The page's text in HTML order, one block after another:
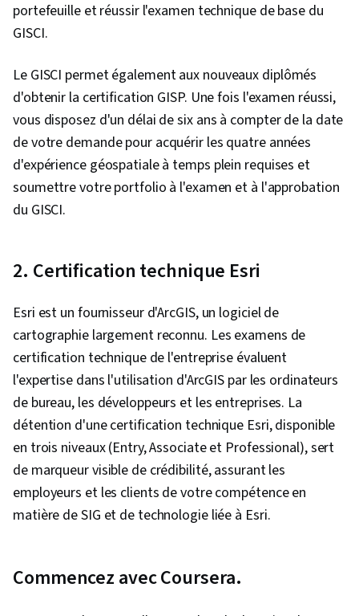
portefeuille et réussir l'examen technique de base du
GISCI.
Le GISCI permet également aux nouveaux diplômés
d'obtenir la certification GISP. Une fois l'examen réussi,
vous disposez d'un délai de six ans à compter de la date
de votre demande pour acquérir les quatre années
d'expérience géospatiale à temps plein requises et
soumettre votre portfolio à l'examen et à l'approbation
du GISCI.
2. Certification technique Esri
Esri est un fournisseur d'ArcGIS, un logiciel de
cartographie largement reconnu. Les examens de
certification technique de l'entreprise évaluent
l'expertise dans l'utilisation d'ArcGIS par les ordinateurs
de bureau, les développeurs et les entreprises. La
détention d'une certification technique Esri, disponible
en trois niveaux (Entry, Associate et Professional), sert
de marqueur visible de crédibilité, assurant les
employeurs et les clients de votre compétence en
matière de SIG et de technologie liée à Esri.
Commencez avec Coursera.